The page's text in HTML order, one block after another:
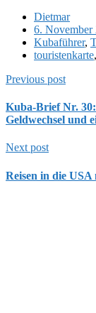
Dietmar
6. November
Kubaführer,
touristenkarte,
Previous post
Kuba-Brief Nr.
Geldwechsel und
Next post
Reisen in die